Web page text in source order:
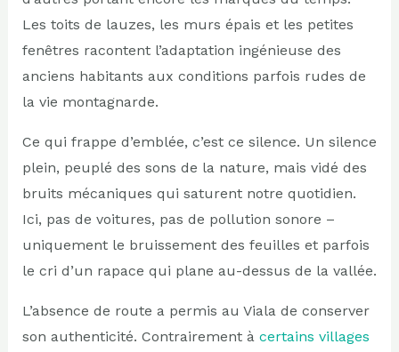
Les toits de lauzes, les murs épais et les petites
fenêtres racontent l’adaptation ingénieuse des
anciens habitants aux conditions parfois rudes de
la vie montagnarde.
Ce qui frappe d’emblée, c’est ce silence. Un silence
plein, peuplé des sons de la nature, mais vidé des
bruits mécaniques qui saturent notre quotidien.
Ici, pas de voitures, pas de pollution sonore –
uniquement le bruissement des feuilles et parfois
le cri d’un rapace qui plane au-dessus de la vallée.
L’absence de route a permis au Viala de conserver
son authenticité. Contrairement à certains villages